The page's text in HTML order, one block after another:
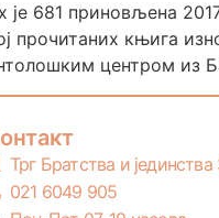
681 приновљена
прочитаних књига
центром из
Трг Братства и јединства
021 6049 905